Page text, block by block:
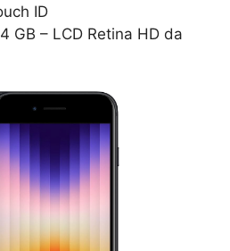
ID
GB – LCD Retina HD da